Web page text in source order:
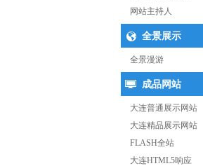
网站主持人
全景展示
全景漫游
成品网站
大连普通展示网站
大连精品展示网站
FLASH全站
大连HTML5响应